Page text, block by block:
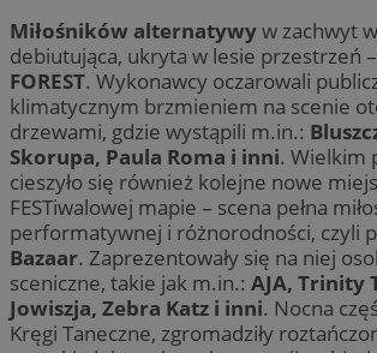
Miłośników alternatywyw zachwyt
debiutująca, ukryta w lesie przestrzeń –
FOREST. Wykonawcy oczarowali
klimatycznym brzmieniem na scenie
drzewami, gdzie wystąpili m.in.:
Skorupa, Paula Roma i inni. Wielkim
cieszyło się również kolejne nowe
FESTiwalowej mapie – scena pełna
performatywnej i różnorodności, czyli
Bazaar. Zaprezentowały się na niej
sceniczne, takie jak m.in.: AJA, Trinity
Jowiszja, Zebra Katz i inni. Nocna
Kręgi Taneczne, zgromadziły